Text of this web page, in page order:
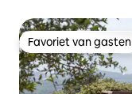
Favoriet van gasten
Favoriet van gasten